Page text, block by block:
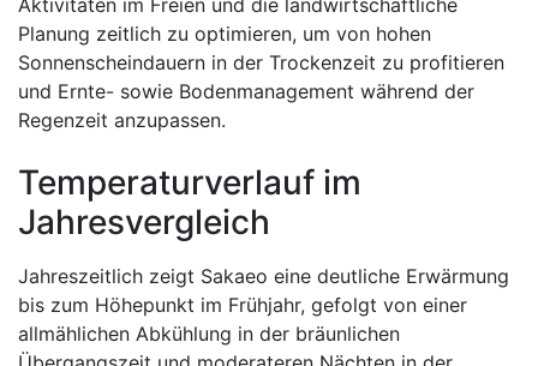
Aktivitäten im Freien und die landwirtschaftliche
Planung zeitlich zu optimieren, um von hohen
Sonnenscheindauern in der Trockenzeit zu profitieren
und Ernte- sowie Bodenmanagement während der
Regenzeit anzupassen.
Temperaturverlauf im
Jahresvergleich
Jahreszeitlich zeigt Sakaeo eine deutliche Erwärmung
bis zum Höhepunkt im Frühjahr, gefolgt von einer
allmählichen Abkühlung in der bräunlichen